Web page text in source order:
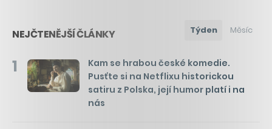
NEJČTENĚJŠÍ ČLÁNKY Týden Měsíc
1
Kam se hrabou české komedie.
Pusťte si na Netflixu historickou
satiru z Polska, její humor platí i na
nás